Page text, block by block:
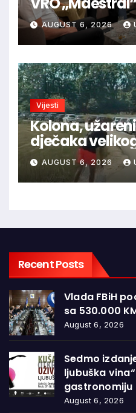
Jajca uz
BiHAUGUST 6, 2026
Vijesti
Kolona,
dječaka
granice
AUGUST 6, 2026
Recent Posts
Vlada FBiH
sa 530.000
August 6, 2026
Sedmo
ljubuška
gastronomiju
August 6, 2026